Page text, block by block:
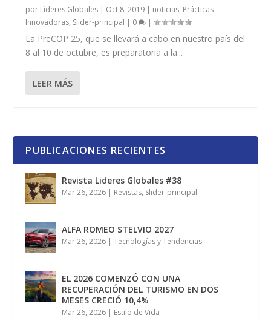
por Líderes Globales | Oct 8, 2019 | noticias, Prácticas
Innovadoras, Slider-principal | 0 |
La PreCOP 25, que se llevará a cabo en nuestro país del
8 al 10 de octubre, es preparatoria a la...
LEER MÁS
PUBLICACIONES RECIENTES
Revista Lideres Globales #38
Mar 26, 2026 | Revistas, Slider-principal
ALFA ROMEO STELVIO 2027
Mar 26, 2026 |Tecnologías y Tendencias
EL 2026 COMENZÓ CON UNA
RECUPERACIÓN DEL TURISMO EN DOS
MESES CRECIÓ 10,4%
Mar 26, 2026 | Estilo de Vida